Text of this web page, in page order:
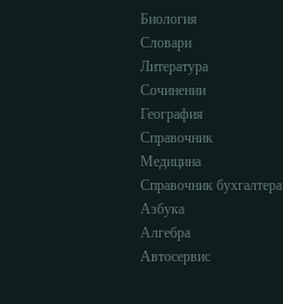
Биология
Словари
Литература
Сочинении
География
Справочник
Медицина
Справочник бухгалтера
Азбука
Алгебра
Автосервис